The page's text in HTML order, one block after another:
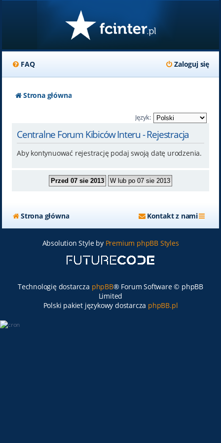
FAQ Zaloguj się
Strona główna
Język:
Centralne Forum Kibiców Interu - Rejestracja
Aby kontynuować rejestrację podaj swoją datę urodzenia.
Strona główna Kontakt z nami
Absolution Style by Premium phpBB Styles
Technologię dostarcza phpBB® Forum Software © phpBB
Limited
Polski pakiet językowy dostarcza phpBB.pl